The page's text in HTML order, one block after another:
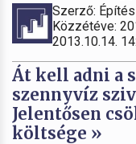
Szerző:
Közzétéve:
2013.10.14.
Át kell adni a
szennyvíz
Jelentősen
költsége »